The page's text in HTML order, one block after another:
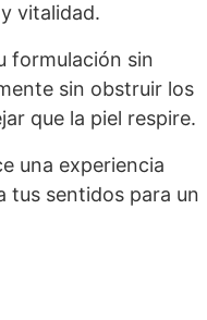
vitalidad.
formulación sin
sin obstruir los
que la piel respire.
una experiencia
tus sentidos para un